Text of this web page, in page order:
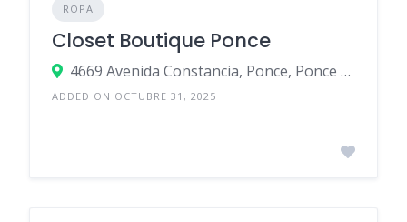
ROPA
Closet Boutique Ponce
4669 Avenida Constancia, Ponce, Ponce 00730, Puerto Rico
ADDED ON OCTUBRE 31, 2025